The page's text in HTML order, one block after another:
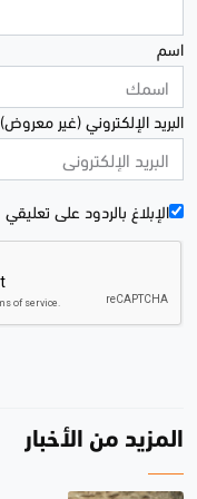
اسم
البريد الإلكتروني (غير معروض)
الإبلاغ بالردود علی تعليقي
المزيد من الأخبار